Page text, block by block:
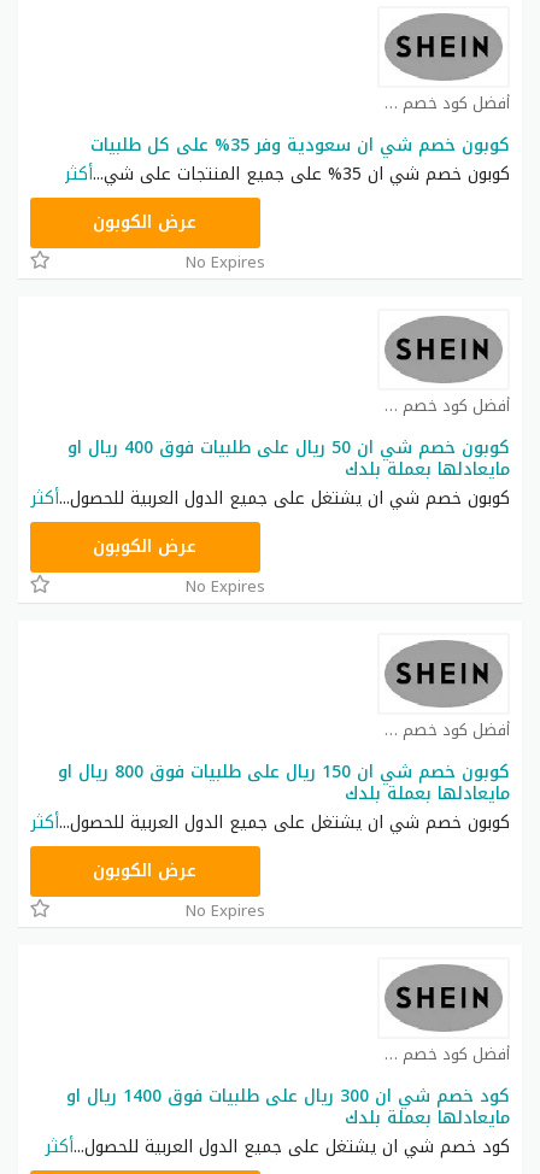
أفضل كود خصم شي ان كوبون
كوبون خصم شي ان سعودية وفر 35% على كل طلبيات
كوبون خصم شي ان 35% على جميع المنتجات على شي
...أكثر
عرض الكوبون
No Expires
أفضل كود خصم شي ان كوبون
كوبون خصم شي ان 50 ريال على طلبيات فوق 400 ريال او
مايعادلها بعملة بلدك
كوبون خصم شي ان يشتغل على جميع الدول العربية للحصول...أكثر
عرض الكوبون
No Expires
أفضل كود خصم شي ان كوبون
كوبون خصم شي ان 150 ريال على طلبيات فوق 800 ريال او
مايعادلها بعملة بلدك
كوبون خصم شي ان يشتغل على جميع الدول العربية للحصول...أكثر
عرض الكوبون
No Expires
أفضل كود خصم شي ان كوبون
كود خصم شي ان 300 ريال على طلبيات فوق 1400 ريال او
مايعادلها بعملة بلدك
كود خصم شي ان يشتغل على جميع الدول العربية للحصول...أكثر